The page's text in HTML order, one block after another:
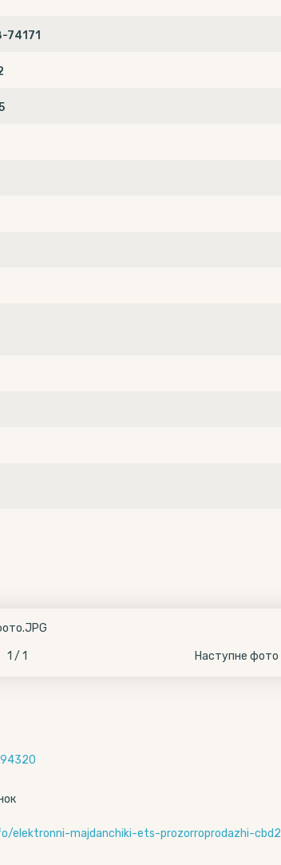
74171
1 / 1 Наступне фото
elektronni-majdanchiki-ets-prozorroprodazhi-cbd2